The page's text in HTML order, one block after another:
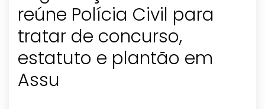
reúne Polícia Civil para
tratar de concurso,
estatuto e plantão em
Assu